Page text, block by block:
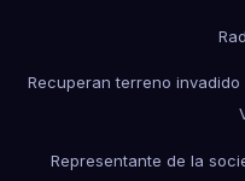
Recuperan terreno
Representante de la